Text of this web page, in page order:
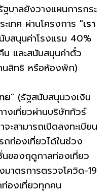
บาลยังวางแผนการกระ
ะเทศ ผ่านโครงการ "เรา
บสนุนค่าโรงแรม 40%
และสนับสนุนค่าตั๋ว
นสิทธิ หรือห้องพัก)
ย" (รัฐสนับสนุนวงเงิน
งเที่ยวผ่านบริษัททัวร์
ะสามารถเปิดลงทะเบียน
ถท่องเที่ยวได้ในช่วง
นของฤดูกาลท่องเที่ยว
าตรการตรวจโควิด-19
องเที่ยวทุกคน